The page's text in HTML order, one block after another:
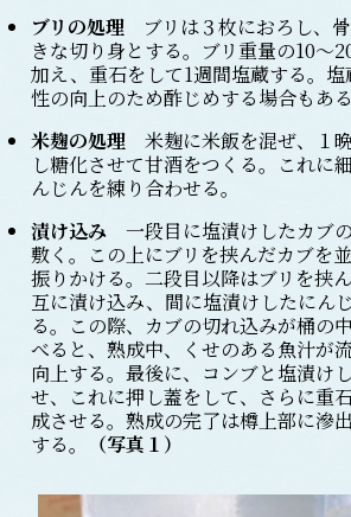
ブリの処理 ブリは３枚におろし、
きな切り身とする。ブリ重量の10～
加え、重石をして1週間塩蔵する。
性の向上のため酢じめする場合もある
米麹の処理 米麹に米飯を混ぜ、１
し糖化させて甘酒をつくる。これに
んじんを練り合わせる。
漬け込み 一段目に塩漬けしたカブ
敷く。この上にブリを挟んだカブを
振りかける。二段目以降はブリを挟
互に漬け込み、間に塩漬けしたにん
る。この際、カブの切れ込みが桶の
べると、熟成中、くせのある魚汁が
向上する。最後に、コンブと塩漬け
せ、これに押し蓋をして、さらに重
成させる。熟成の完了は樽上部に滲
する。
（写真１）